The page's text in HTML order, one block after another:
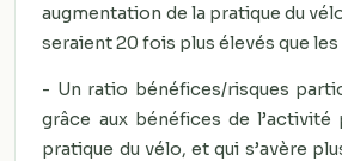
augmentation de la pratique du
seraient 20 fois plus élevés que les
- Un ratio bénéfices/risques
grâce aux bénéfices de l’activité
pratique du vélo, et qui s’avère